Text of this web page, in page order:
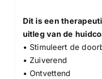
Dit is een
uitleg van de
• Stimuleert de
• Zuiverend
• Ontvettend